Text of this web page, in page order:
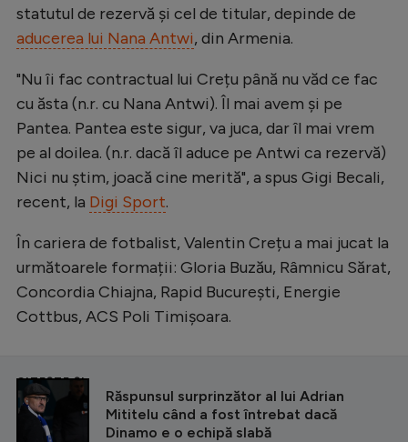
statutul de rezervă și cel de titular, depinde de
aducerea lui Nana Antwi, din Armenia.
"Nu îi fac contractual lui Crețu până nu văd ce fac
cu ăsta (n.r. cu Nana Antwi). Îl mai avem și pe
Pantea. Pantea este sigur, va juca, dar îl mai vrem
pe al doilea. (n.r. dacă îl aduce pe Antwi ca rezervă)
Nici nu știm, joacă cine merită", a spus Gigi Becali,
recent, la Digi Sport.
În cariera de fotbalist, Valentin Crețu a mai jucat la
următoarele formații: Gloria Buzău, Râmnicu Sărat,
Concordia Chiajna, Rapid București, Energie
Cottbus, ACS Poli Timișoara.
CITEȘTE ȘI
Răspunsul surprinzător al lui Adrian
Mititelu când a fost întrebat dacă
Dinamo e o echipă slabă